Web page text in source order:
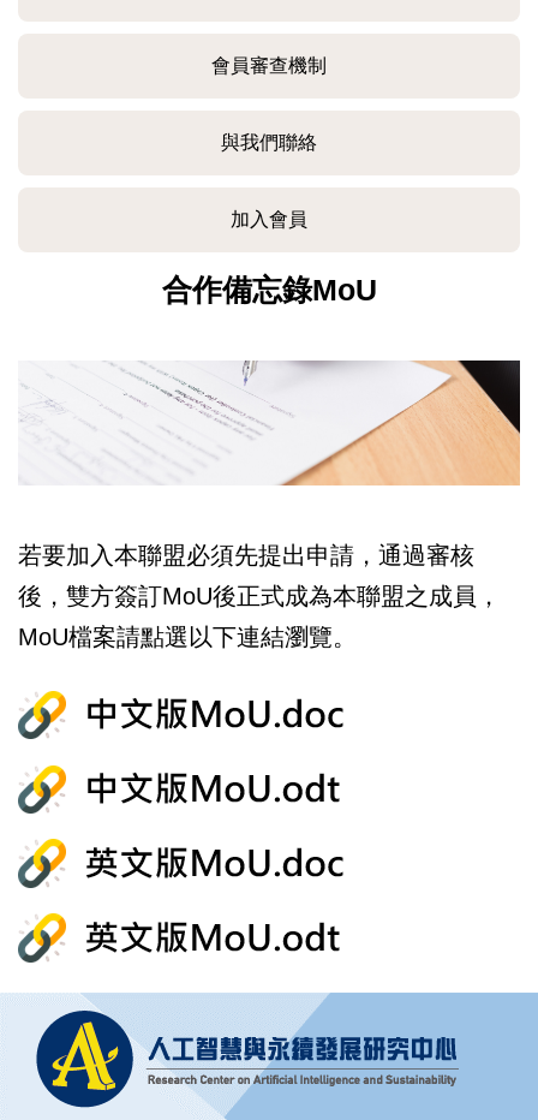
會員審查機制
與我們聯絡
加入會員
合作備忘錄MoU
若要加入本聯盟必須先提出申請，通過審核
後，雙方簽訂MoU後正式成為本聯盟之成員，
MoU檔案請點選以下連結瀏覽。